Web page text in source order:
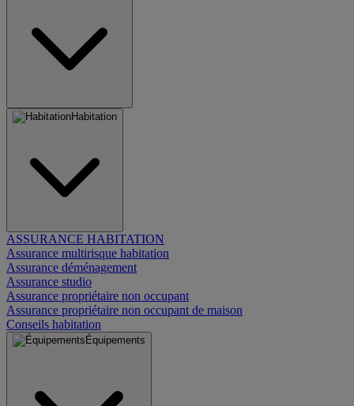
Habitation
ASSURANCE HABITATION
Assurance multirisque habitation
Assurance déménagement
Assurance studio
Assurance propriétaire non occupant
Assurance propriétaire non occupant de maison
Conseils habitation
Équipements